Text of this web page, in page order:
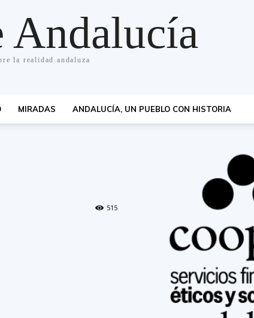
Andalucía
la realidad andaluza
MIRADAS ANDALUCÍA, UN PUEBLO CON HISTORIA
515